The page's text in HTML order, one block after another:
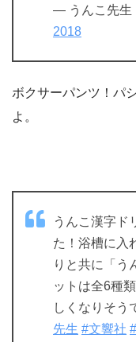
— うんこ先生
2018
ボクサーパンツ！パ
よ。
うんこ漢字ド
た！浴槽に入
りと共に「う
ットは全6種
しくなりそう
先生 #文響社